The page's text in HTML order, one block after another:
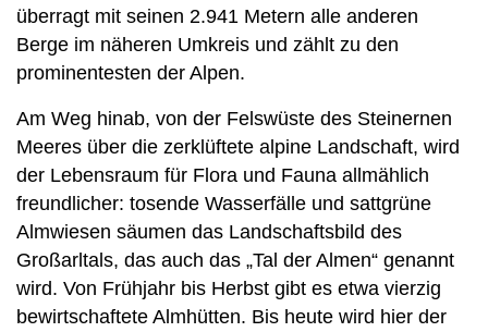
überragt mit seinen 2.941 Metern alle anderen
Berge im näheren Umkreis und zählt zu den
prominentesten der Alpen.
Am Weg hinab, von der Felswüste des Steinernen
Meeres über die zerklüftete alpine Landschaft, wird
der Lebensraum für Flora und Fauna allmählich
freundlicher: tosende Wasserfälle und sattgrüne
Almwiesen säumen das Landschaftsbild des
Großarltals, das auch das „Tal der Almen“ genannt
wird. Von Frühjahr bis Herbst gibt es etwa vierzig
bewirtschaftete Almhütten. Bis heute wird hier der